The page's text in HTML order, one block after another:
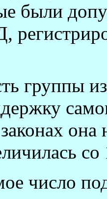
были
группы
она
число